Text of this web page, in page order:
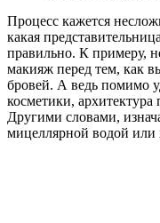
Процесс кажется
какая
правильно. К примеру,
макияж перед тем, как
бровей. А ведь помимо
косметики,
Другими словами,
мицеллярной водой или